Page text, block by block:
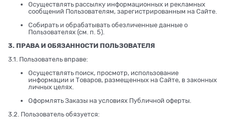
Осуществлять рассылку информационных и рекламных
сообщений Пользователям, зарегистрированным на Сайте.
Собирать и обрабатывать обезличенные данные о
Пользователях (см. п. 5).
3. ПРАВА И ОБЯЗАННОСТИ ПОЛЬЗОВАТЕЛЯ
3.1. Пользователь вправе:
Осуществлять поиск, просмотр, использование
информации и Товаров, размещенных на Сайте, в законных
личных целях.
Оформлять Заказы на условиях Публичной оферты.
3.2. Пользователь обязуется: